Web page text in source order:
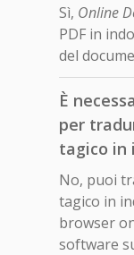
Sì, Online
PDF in
del
È
per
tagico in
No, puoi
tagico in
browser
software